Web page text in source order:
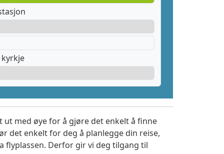
med øye for å gjøre det enkelt å finne
det enkelt for deg å planlegge din reise,
flyplassen. Derfor gir vi deg tilgang til